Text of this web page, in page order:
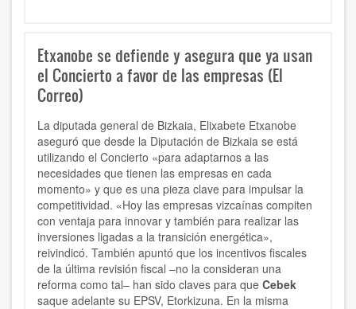
Etxanobe se defiende y asegura que ya usan
el Concierto a favor de las empresas (El
Correo)
La diputada general de Bizkaia, Elixabete Etxanobe
aseguró que desde la Diputación de Bizkaia se está
utilizando el Concierto «para adaptarnos a las
necesidades que tienen las empresas en cada
momento» y que es una pieza clave para impulsar la
competitividad. «Hoy las empresas vizcaínas compiten
con ventaja para innovar y también para realizar las
inversiones ligadas a la transición energética»,
reivindicó. También apuntó que los incentivos fiscales
de la última revisión fiscal –no la consideran una
reforma como tal– han sido claves para que Cebek
saque adelante su EPSV, Etorkizuna. En la misma